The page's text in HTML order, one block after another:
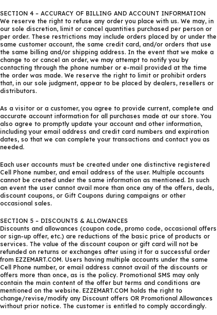
SECTION 4 – ACCURACY OF BILLING AND ACCOUNT INFORMATION
We reserve the right to refuse any order you place with us. We may, in
our sole discretion, limit or cancel quantities purchased per person or
per order. These restrictions may include orders placed by or under the
same customer account, the same credit card, and/or orders that use
the same billing and/or shipping address. In the event that we make a
change to or cancel an order, we may attempt to notify you by
contacting through the phone number or e-mail provided at the time
the order was made. We reserve the right to limit or prohibit orders
that, in our sole judgment, appear to be placed by dealers, resellers or
distributors.
As a visitor or a customer, you agree to provide current, complete and
accurate account information for all purchases made at our store. You
also agree to promptly update your account and other information,
including your email address and credit card numbers and expiration
dates, so that we can complete your transactions and contact you as
needed.
Each user accounts must be created under one distinctive registered
Cell Phone number, and email address of the user. Multiple accounts
cannot be created under the same information as mentioned. In such
an event the user cannot avail more than once any of the offers, deals,
discount coupons, or Gift Coupons during campaigns or other
occasional sales.
SECTION 5 – DISCOUNTS & ALLOWANCES
Discounts and allowances (coupon code, promo code, occasional offers
or sign-up offer, etc.) are reductions of the basic price of products or
services. The value of the discount coupon or gift card will not be
refunded on returns or exchanges after using it for a successful order
from EZZEMART.COM. Users having multiple accounts under the same
Cell Phone number, or email address cannot avail of the discounts or
offers more than once, as is the policy. Promotional SMS may only
contain the main content of the offer but terms and conditions are
mentioned on the website. EZZEMART.COM holds the right to
change/revise/modify any Discount offers OR Promotional Allowances
without prior notice. The customer is entitled to comply accordingly.